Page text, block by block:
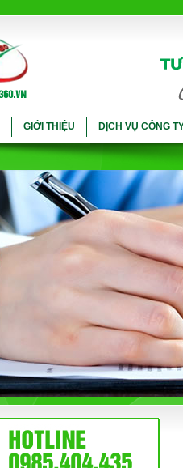
GIỚI THIỆU DỊCH VỤ CÔNG